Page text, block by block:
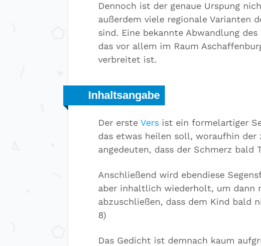
Dennoch ist der genaue Urspung
außerdem viele regionale Varianten
sind. Eine bekannte Abwandlung
das vor allem im Raum
verbreitet ist.
Inhaltsangabe
Der erste Vers ist ein formelartiger
das etwas heilen soll, woraufhin der
angedeuten, dass der Schmerz bald
Anschließend wird ebendiese
aber inhaltlich wiederholt, um dann
abzuschließen, dass dem Kind bald
8)
Das Gedicht ist demnach kaum